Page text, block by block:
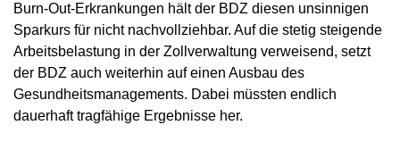
Burn-Out-Erkrankungen hält der BDZ diesen unsinnigen
Sparkurs für nicht nachvollziehbar. Auf die stetig steigende
Arbeitsbelastung in der Zollverwaltung verweisend, setzt
der BDZ auch weiterhin auf einen Ausbau des
Gesundheitsmanagements. Dabei müssten endlich
dauerhaft tragfähige Ergebnisse her.